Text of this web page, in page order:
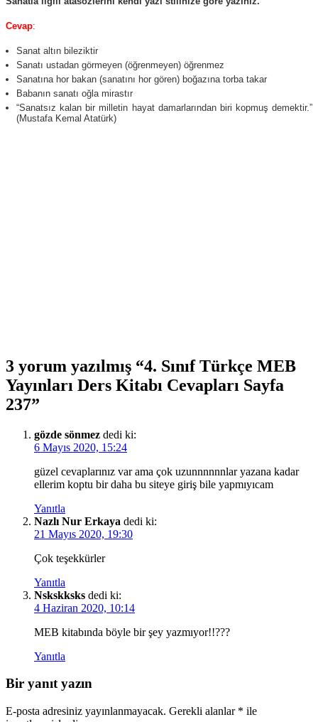
Cevap:
Sanat altın bileziktir
Sanatı ustadan görmeyen (öğrenmeyen) öğrenmez
Sanatına hor bakan (sanatını hor gören) boğazına torba takar
Babanın sanatı oğla mirastır
“Sanatsız kalan bir milletin hayat damarlarından biri kopmuş demektir.”
(Mustafa Kemal Atatürk)
3 yorum yazılmış “4. Sınıf Türkçe MEB
Yayınları Ders Kitabı Cevapları Sayfa
237”
gözde sönmez dedi ki:
6 Mayıs 2020, 15:24
güzel cevaplarınız var ama çok uzunnnnnnlar yazana kadar
ellerim koptu bir daha bu siteye giriş bile yapmıyıcam
Yanıtla
Nazlı Nur Erkaya dedi ki:
21 Mayıs 2020, 19:30
Çok teşekkürler
Yanıtla
Nskskksks dedi ki:
4 Haziran 2020, 10:14
MEB kitabında böyle bir şey yazmıyor!!???
Yanıtla
Bir yanıt yazın
E-posta adresiniz yayınlanmayacak. Gerekli alanlar * ile